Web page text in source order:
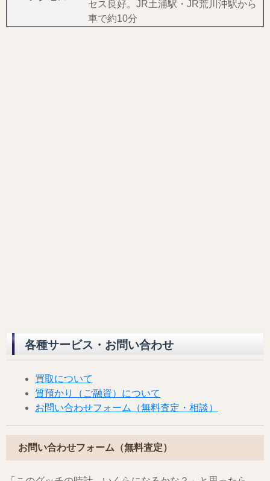
セス良好。JR土浦駅・JR荒川沖駅から
車で約10分
各種サービス・お問い合わせ
買取について
質預かり（ご融資）について
お問い合わせフォーム（無料査定・相談）
お問い合わせフォーム（無料査定）